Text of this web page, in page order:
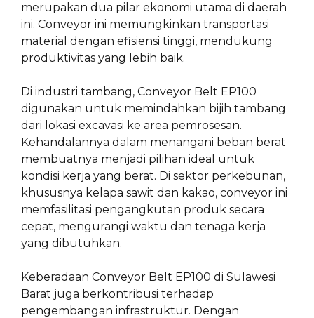
merupakan dua pilar ekonomi utama di daerah
ini. Conveyor ini memungkinkan transportasi
material dengan efisiensi tinggi, mendukung
produktivitas yang lebih baik.
Di industri tambang, Conveyor Belt EP100
digunakan untuk memindahkan bijih tambang
dari lokasi excavasi ke area pemrosesan.
Kehandalannya dalam menangani beban berat
membuatnya menjadi pilihan ideal untuk
kondisi kerja yang berat. Di sektor perkebunan,
khususnya kelapa sawit dan kakao, conveyor ini
memfasilitasi pengangkutan produk secara
cepat, mengurangi waktu dan tenaga kerja
yang dibutuhkan.
Keberadaan Conveyor Belt EP100 di Sulawesi
Barat juga berkontribusi terhadap
pengembangan infrastruktur. Dengan